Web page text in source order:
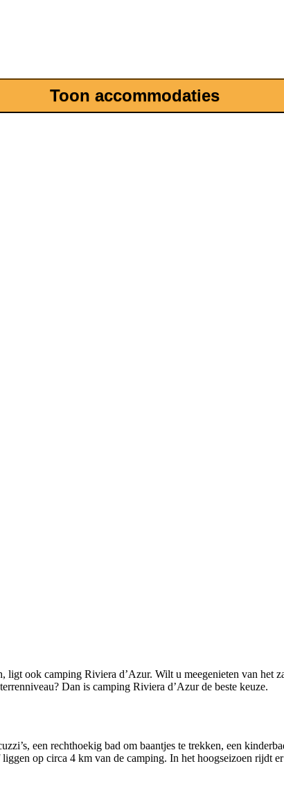
Toon accommodaties
ook camping Riviera d’Azur. Wilt u meegenieten van het
Dan is camping Riviera d’Azur de beste keuze.
een rechthoekig bad om baantjes te trekken, een
op circa 4 km van de camping. In het hoogseizoen rijdt